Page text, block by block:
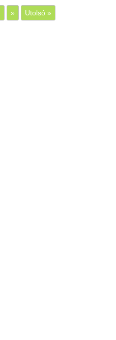
» Utolsó »